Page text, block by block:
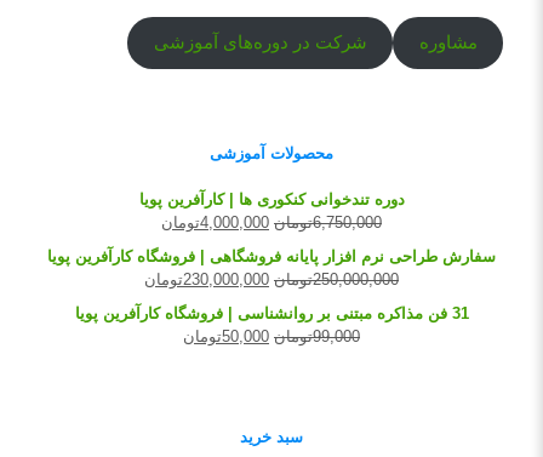
مشاوره شرکت در دوره‌های آموزشی
محصولات آموزشی
دوره تندخوانی کنکوری ها | کارآفرین پویا
6,750,000تومان 4,000,000تومان
سفارش طراحی نرم افزار پایانه فروشگاهی | فروشگاه کارآفرین پویا
250,000,000تومان 230,000,000تومان
31 فن مذاکره مبتنی بر روانشناسی | فروشگاه کارآفرین پویا
99,000تومان 50,000تومان
سبد خرید